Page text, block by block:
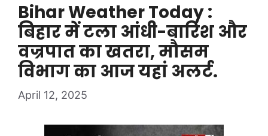
Bihar Weather Today :
बिहार में टला आंधी-बारिश और
वज्रपात का खतरा, मौसम
विभाग का आज यहां अलर्ट.
April 12, 2025